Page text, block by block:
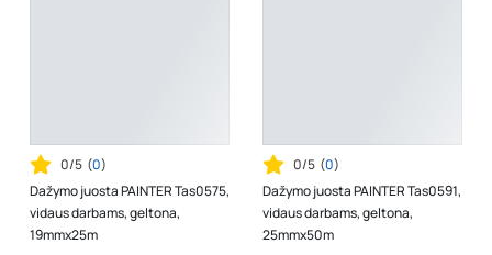
0/5 (0)
Dažymo juosta PAINTER Tas0575,
vidaus darbams, geltona,
19mmx25m
0/5 (0)
Dažymo juosta PAINTER Tas0591,
vidaus darbams, geltona,
25mmx50m